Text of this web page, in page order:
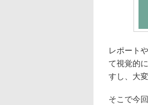
レポート
て視覚的
すし、大
そこで今